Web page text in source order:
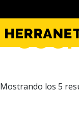
Mostrando los 5